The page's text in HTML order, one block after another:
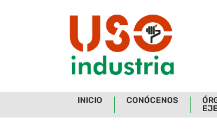
INICIO CONÓCENOS